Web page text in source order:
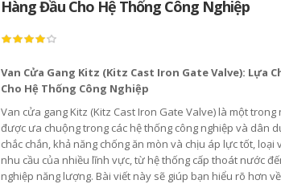
Hàng Đầu Cho Hệ Thống Công Nghiệp
Van Cửa Gang Kitz (Kitz Cast Iron Gate Valve): Lựa
Cho Hệ Thống Công Nghiệp
Van cửa gang Kitz (Kitz Cast Iron Gate Valve) là một
được ưa chuộng trong các hệ thống công nghiệp và dân
chắc chắn, khả năng chống ăn mòn và chịu áp lực tốt,
nhu cầu của nhiều lĩnh vực, từ hệ thống cấp thoát nước
nghiệp năng lượng. Bài viết này sẽ giúp bạn hiểu rõ hơn